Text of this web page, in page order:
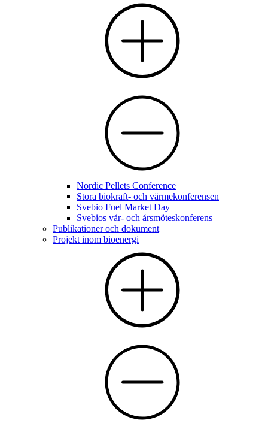
Nordic Pellets Conference
Stora biokraft- och värmekonferensen
Svebio Fuel Market Day
Svebios vår- och årsmöteskonferens
Publikationer och dokument
Projekt inom bioenergi